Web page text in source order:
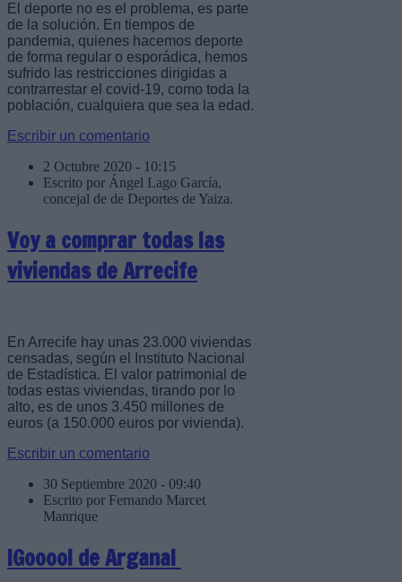
El deporte no es el problema, es parte
de la solución. En tiempos de
pandemia, quienes hacemos deporte
de forma regular o esporádica, hemos
sufrido las restricciones dirigidas a
contrarrestar el covid-19, como toda la
población, cualquiera que sea la edad.
Escribir un comentario
2 Octubre 2020 - 10:15
Escrito por Ángel Lago García,
concejal de de Deportes de Yaiza.
Voy a comprar todas las
viviendas de Arrecife
En Arrecife hay unas 23.000 viviendas
censadas, según el Instituto Nacional
de Estadística. El valor patrimonial de
todas estas viviendas, tirando por lo
alto, es de unos 3.450 millones de
euros (a 150.000 euros por vivienda).
Escribir un comentario
30 Septiembre 2020 - 09:40
Escrito por Fernando Marcet
Manrique
¡Gooool de Argana!